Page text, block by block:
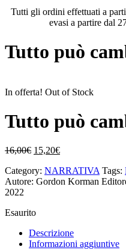
Tutti gli ordini effettuati a
evasi a partire dal
Tutto può
In offerta! Out of Stock
Tutto può
16,00€ Il
originale
era:
15,20€Il
attuale
è:
Category: NARRATIVA Tags:
Autore: Gordon Korman
2022
Esaurito
Descrizione
Informazioni aggiuntive